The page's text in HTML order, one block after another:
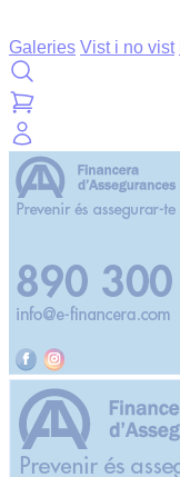
Galeries Vist i no vist